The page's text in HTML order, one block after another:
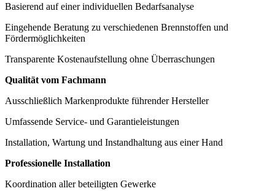
Basierend auf einer individuellen Bedarfsanalyse
Eingehende Beratung zu verschiedenen Brennstoffen und
Fördermöglichkeiten
Transparente Kostenaufstellung ohne Überraschungen
Qualität vom Fachmann
Ausschließlich Markenprodukte führender Hersteller
Umfassende Service- und Garantieleistungen
Installation, Wartung und Instandhaltung aus einer Hand
Professionelle Installation
Koordination aller beteiligten Gewerke